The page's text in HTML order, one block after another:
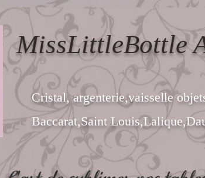
MissLittleBottle
Cristal, argenterie,vaisselle
Baccarat,Saint